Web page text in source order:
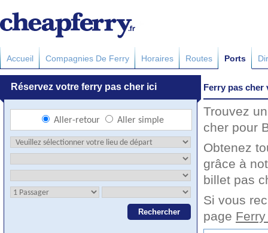
Accueil Compagnies De Ferry Horaires Routes Ports
Ferry pas cher
Trouvez
cher pour
Obtenez
grâce à
billet pas
Si vous
page